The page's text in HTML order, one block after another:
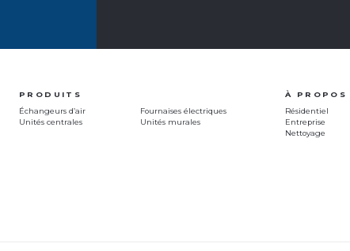
PRODUITS
Échangeurs d’air
Fournaises électriques
Unités centrales
Unités murales
À PROPOS
Résidentiel
Entreprise
Nettoyage